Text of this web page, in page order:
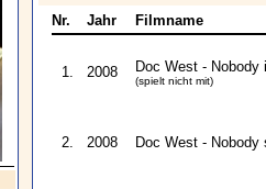
Nr. Jahr Filmname
1. 2008 Doc West - Nobody
(spielt nicht mit)
2. 2008 Doc West -